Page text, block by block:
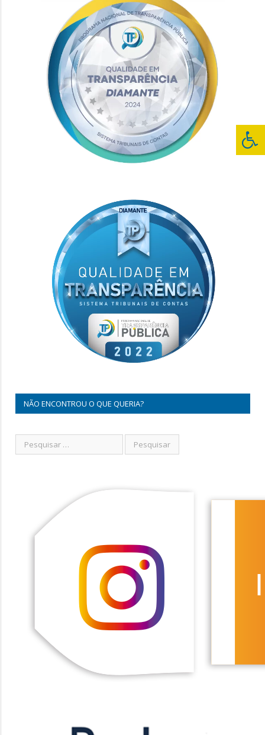
NÃO ENCONTROU O QUE QUERIA?